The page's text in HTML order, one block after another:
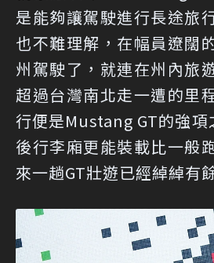
是能夠讓駕駛進行長途旅
也不難理解，在幅員遼闊
州駕駛了，就連在州內旅
超過台灣南北走一遭的里
行便是Mustang GT的強項
後行李廂更能裝載比一般
來一趟GT壯遊已經綽綽有